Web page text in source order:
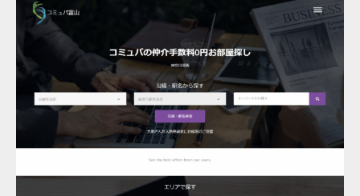
更新日： 2023.03.09
デイサービス
詳細 検索サイト
通常投稿
Hello world!